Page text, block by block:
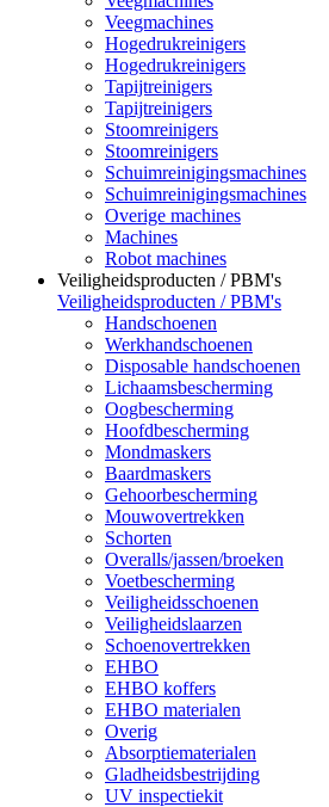
Veegmachines
Hogedrukreinigers
Hogedrukreinigers
Tapijtreinigers
Tapijtreinigers
Stoomreinigers
Stoomreinigers
Schuimreinigingsmachines
Schuimreinigingsmachines
Overige machines
Machines
Robot machines
Veiligheidsproducten / PBM's
Veiligheidsproducten / PBM's
Handschoenen
Werkhandschoenen
Disposable handschoenen
Lichaamsbescherming
Oogbescherming
Hoofdbescherming
Mondmaskers
Baardmaskers
Gehoorbescherming
Mouwovertrekken
Schorten
Overalls/jassen/broeken
Voetbescherming
Veiligheidsschoenen
Veiligheidslaarzen
Schoenovertrekken
EHBO
EHBO koffers
EHBO materialen
Overig
Absorptiematerialen
Gladheidsbestrijding
UV inspectiekit